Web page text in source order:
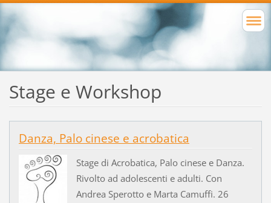
Stage e Workshop
Danza, Palo cinese e acrobatica
Stage di Acrobatica, Palo cinese e Danza.
Rivolto ad adolescenti e adulti. Con
Andrea Sperotto e Marta Camuffi. 26